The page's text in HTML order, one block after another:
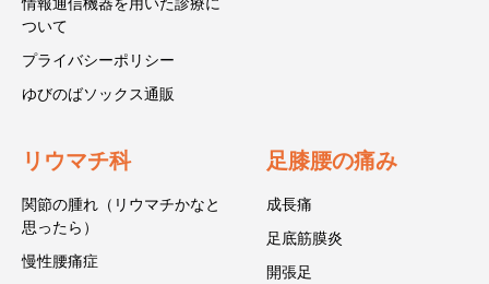
ついて
プライバシーポリシー
ゆびのばソックス通販
リウマチ科
関節の腫れ（リウマチかなと
思ったら）
慢性腰痛症
足膝腰の痛み
成長痛
足底筋膜炎
開張足